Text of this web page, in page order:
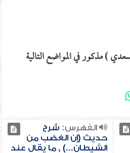
) مذكور في المواضع التالية
الفهرس: شرح
حديث (إن الغضب من
الشيطان...) , ما يقال عند